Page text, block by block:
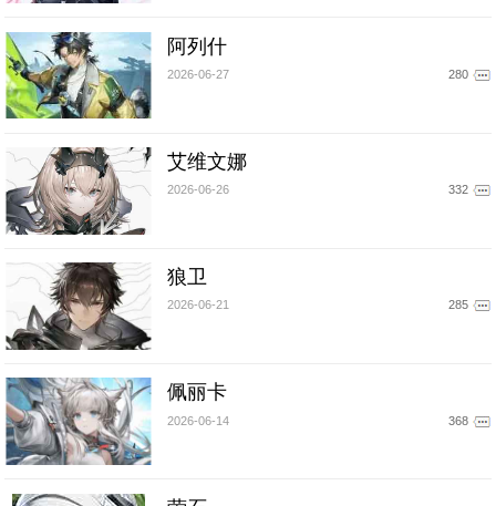
阿列什
2026-06-27 280
艾维文娜
2026-06-26 332
狼卫
2026-06-21 285
佩丽卡
2026-06-14 368